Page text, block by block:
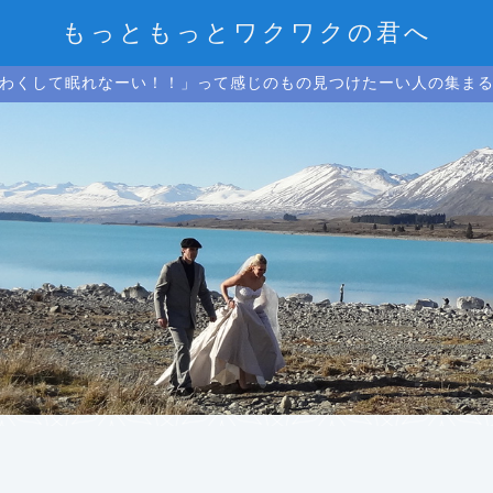
もっともっとワクワクの君へ
くして眠れなーい！！」って感じのもの見つけたーい人の集ま